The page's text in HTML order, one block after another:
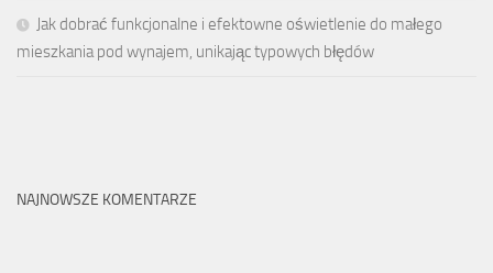
Jak dobrać funkcjonalne i efektowne oświetlenie do małego
mieszkania pod wynajem, unikając typowych błędów
NAJNOWSZE KOMENTARZE